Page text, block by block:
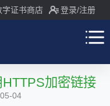
字证书商店 登录/注册
加密链接
04